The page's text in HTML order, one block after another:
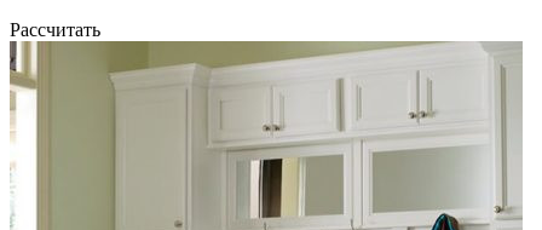
Рассчитать